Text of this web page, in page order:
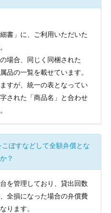
書」に、ご利用いただいた
場合、同じく同梱された
品の一覧を載せています。
すが、統一の表となってい
された「商品名」と合わせ
ぼすなどして全額弁償とな
？
を管理しており、貸出回数
全損になった場合の弁償費
ります。